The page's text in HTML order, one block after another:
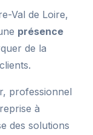
Val de Loire,
présence
de la
professionnel
à
des solutions